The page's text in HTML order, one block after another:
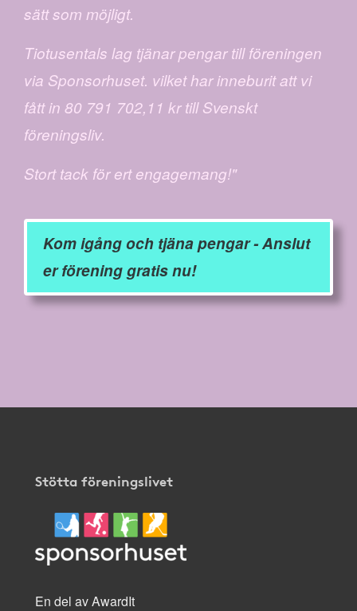
sätt som möjligt.
Tiotusentals lag tjänar pengar till föreningen
via Sponsorhuset. vilket har inneburit att vi
fått in 80 791 702,11 kr till Svenskt
föreningsliv.
Stort tack för ert engagemang!"
Kom igång och tjäna pengar - Anslut
er förening gratis nu!
Stötta föreningslivet
En del av AwardIt